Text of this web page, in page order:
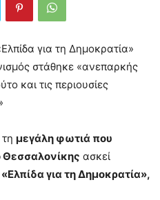
για τη Δημοκρατία»
στάθηκε «ανεπαρκής
και τις περιουσίες
μεγάλη φωτιά που
ασκεί
για τη Δημοκρατία»,